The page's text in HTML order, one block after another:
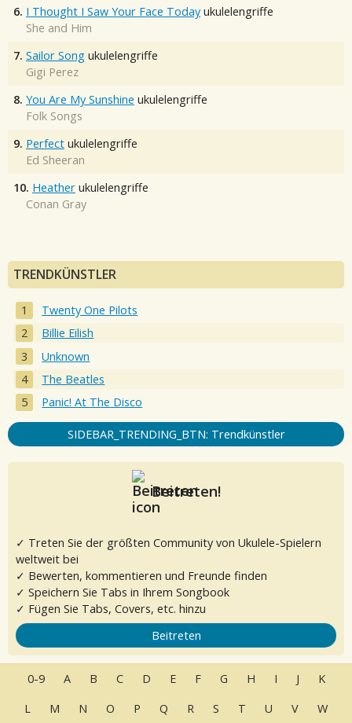
6. I Thought I Saw Your Face Today ukulelengriffe
She and Him
7. Sailor Song ukulelengriffe
Gigi Perez
8. You Are My Sunshine ukulelengriffe
Folk Songs
9. Perfect ukulelengriffe
Ed Sheeran
10. Heather ukulelengriffe
Conan Gray
TRENDKÜNSTLER
Twenty One Pilots
Billie Eilish
Unknown
The Beatles
Panic! At The Disco
SIDEBAR_TRENDING_BTN: Trendkünstler
Beitreten!
✓ Treten Sie der größten Community von Ukulele-Spielern
weltweit bei
✓ Bewerten, kommentieren und Freunde finden
✓ Speichern Sie Tabs in Ihrem Songbook
✓ Fügen Sie Tabs, Covers, etc. hinzu
Beitreten
0-9 A B C D E F G H I J
K
L
M N O P Q R S T U V W